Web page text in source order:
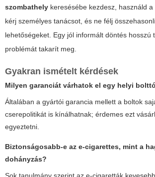
szombathely keresésébe kezdesz, használd a
kérj személyes tanácsot, és ne félj
lehetőségeket. Egy jól informált döntés hosszú
problémát takarít meg.
Gyakran ismételt kérdések
Milyen garanciát várhatok el egy helyi
Általában a gyártói garancia mellett a boltok
cserepolitikát is kínálhatnak; érdemes ezt
egyeztetni.
Biztonságosabb-e az e-cigarettes, mint a
dohányzás?
Sok tanulmány szerint az e-cigaretták